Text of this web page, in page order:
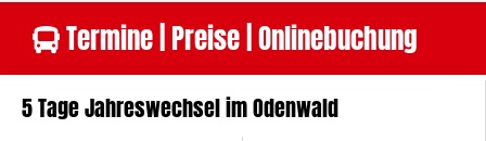
Termine | Preise | Onlinebuchung
5 Tage Jahreswechsel im Odenwald